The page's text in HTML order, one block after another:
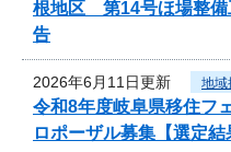
根地区 第14号ほ場整備
告
2026年6月11日更新 地域
令和8年度岐阜県移住
ロポーザル募集【選定結